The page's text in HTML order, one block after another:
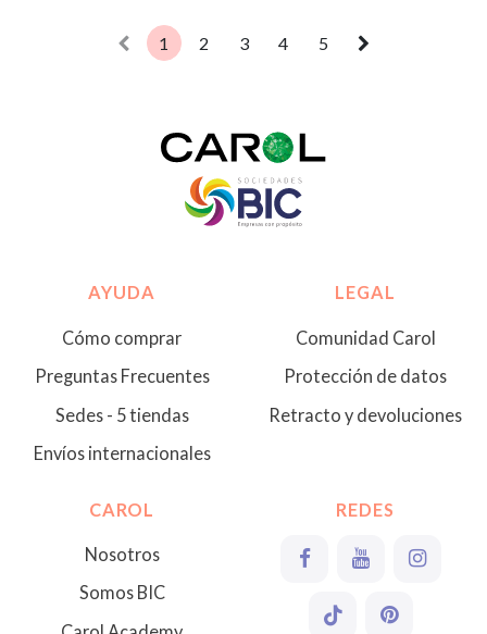
1 2 3 4 5
AYUDA
Cómo comprar
Preguntas Frecuentes
Sedes - 5 tiendas
Envíos internacionales
LEGAL
Comunidad Carol
Protección de datos
Retracto y devoluciones
CAROL
Nosotros
Somos BIC
REDES